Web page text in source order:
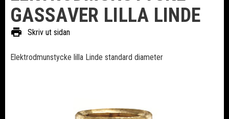
GASSAVER LILLA LINDE
print Skriv ut sidan
Elektrodmunstycke lilla Linde standard diameter